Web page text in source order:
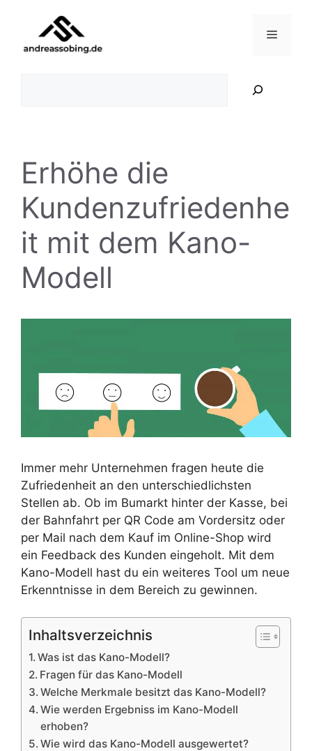
springen
Menü
Erhöhe die
Kundenzufriedenhe
it mit dem Kano-
Modell
Immer mehr Unternehmen fragen heute die
Zufriedenheit an den unterschiedlichsten
Stellen ab. Ob im Bumarkt hinter der Kasse, bei
der Bahnfahrt per QR Code am Vordersitz oder
per Mail nach dem Kauf im Online-Shop wird
ein Feedback des Kunden eingeholt. Mit dem
Kano-Modell hast du ein weiteres Tool um neue
Erkenntnisse in dem Bereich zu gewinnen.
Inhaltsverzeichnis
Was ist das Kano-Modell?
Fragen für das Kano-Modell
Welche Merkmale besitzt das Kano-Modell?
Wie werden Ergebniss im Kano-Modell
erhoben?
Wie wird das Kano-Modell ausgewertet?